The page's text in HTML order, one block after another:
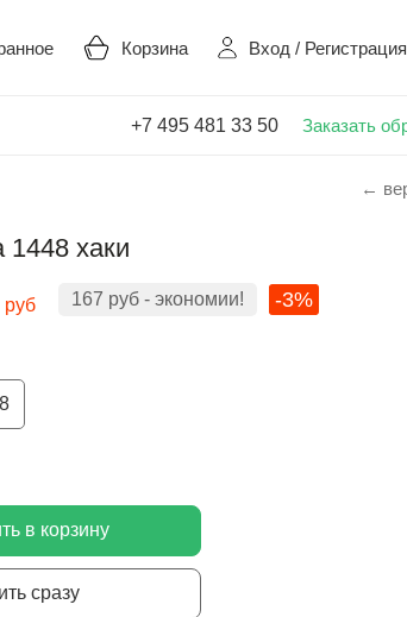
Корзина Вход / Регистрация
+7 495 481 33 50 Заказать
←
1448 хаки
руб 167 руб - экономии! -3%
в корзину
сразу